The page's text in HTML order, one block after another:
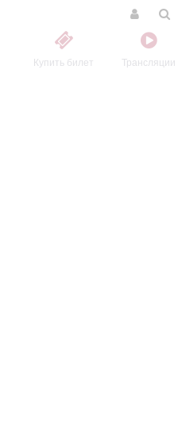
Купить билет Трансляции